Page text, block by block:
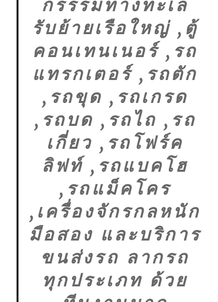
กรรรมทางทะเล
รับย้ายเรือใหญ่ ,ตู้
คอนเทนเนอร์ ,รถ
แทรกเตอร์ ,รถตัก
,รถขุด ,รถเกรด
,รถบด ,รถไถ ,รถ
เกี่ยว ,รถโฟร์ค
ลิฟท์ ,รถแบคโฮ
,รถแม็คโคร
,เครื่องจักรกลหนัก
มือสอง และบริการ
ขนส่งรถ ลากรถ
ทุกประเภท ด้วย